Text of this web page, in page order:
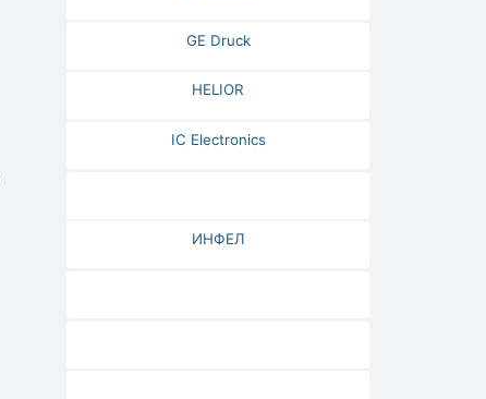
GE Druck
HELIOR
IC Electronics
ИНФЕЛ